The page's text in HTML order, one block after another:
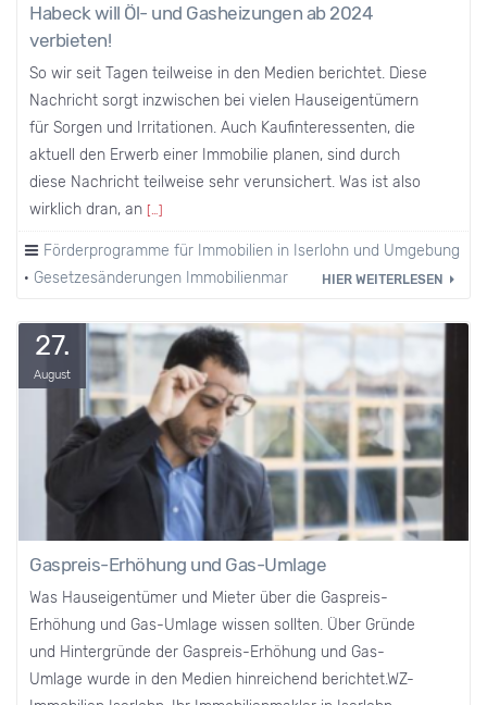
Habeck will Öl- und Gasheizungen ab 2024
verbieten!
So wir seit Tagen teilweise in den Medien berichtet. Diese
Nachricht sorgt inzwischen bei vielen Hauseigentümern
für Sorgen und Irritationen. Auch Kaufinteressenten, die
aktuell den Erwerb einer Immobilie planen, sind durch
diese Nachricht teilweise sehr verunsichert. Was ist also
wirklich dran, an […]
Förderprogramme für Immobilien in Iserlohn und Umgebung
· Gesetzesänderungen Immobilienmarkt Heizkosten
HIER WEITERLESEN
27.
August
Gaspreis-Erhöhung und Gas-Umlage
Was Hauseigentümer und Mieter über die Gaspreis-
Erhöhung und Gas-Umlage wissen sollten. Über Gründe
und Hintergründe der Gaspreis-Erhöhung und Gas-
Umlage wurde in den Medien hinreichend berichtet.WZ-